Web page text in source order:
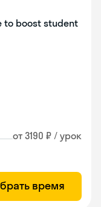
to boost student
от 3190 ₽ / урок
время